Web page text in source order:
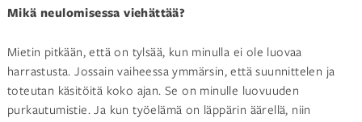
Mikä neulomisessa viehättää?
Mietin pitkään, että on tylsää, kun minulla ei ole luovaa
harrastusta. Jossain vaiheessa ymmärsin, että suunnittelen ja
toteutan käsitöitä koko ajan. Se on minulle luovuuden
purkautumistie. Ja kun työelämä on läppärin äärellä, niin